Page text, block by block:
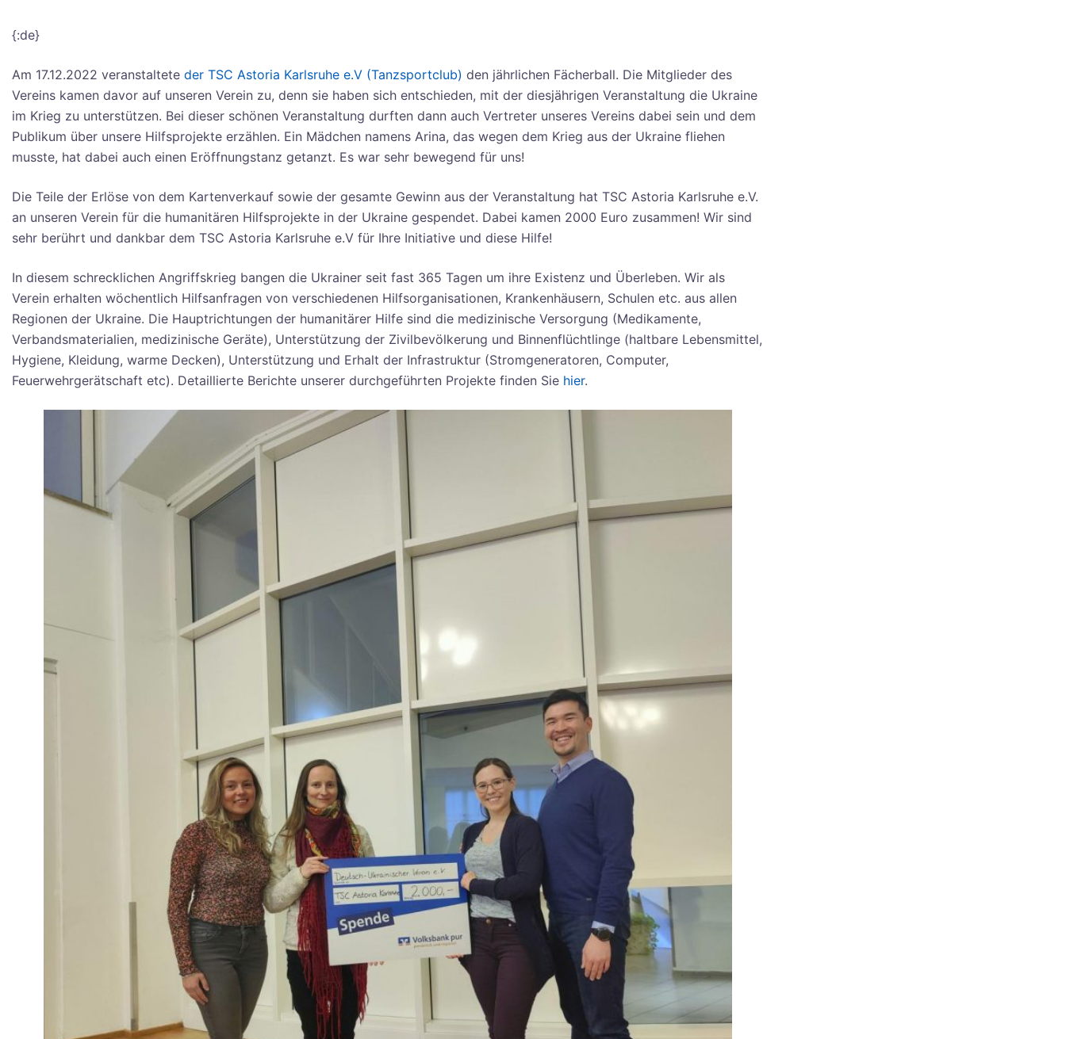
{:de}
Am 17.12.2022 veranstaltete der TSC Astoria Karlsruhe e.V (Tanzsportclub) den jährlichen Fächerball. Die Mitglieder des
Vereins kamen davor auf unseren Verein zu, denn sie haben sich entschieden, mit der diesjährigen Veranstaltung die Ukraine
im Krieg zu unterstützen. Bei dieser schönen Veranstaltung durften dann auch Vertreter unseres Vereins dabei sein und dem
Publikum über unsere Hilfsprojekte erzählen. Ein Mädchen namens Arina, das wegen dem Krieg aus der Ukraine fliehen
musste, hat dabei auch einen Eröffnungstanz getanzt. Es war sehr bewegend für uns!
Die Teile der Erlöse von dem Kartenverkauf sowie der gesamte Gewinn aus der Veranstaltung hat TSC Astoria Karlsruhe e.V.
an unseren Verein für die humanitären Hilfsprojekte in der Ukraine gespendet. Dabei kamen 2000 Euro zusammen! Wir sind
sehr berührt und dankbar dem TSC Astoria Karlsruhe e.V für Ihre Initiative und diese Hilfe!
In diesem schrecklichen Angriffskrieg bangen die Ukrainer seit fast 365 Tagen um ihre Existenz und Überleben. Wir als
Verein erhalten wöchentlich Hilfsanfragen von verschiedenen Hilfsorganisationen, Krankenhäusern, Schulen etc. aus allen
Regionen der Ukraine. Die Hauptrichtungen der humanitärer Hilfe sind die medizinische Versorgung (Medikamente,
Verbandsmaterialien, medizinische Geräte), Unterstützung der Zivilbevölkerung und Binnenflüchtlinge (haltbare Lebensmittel,
Hygiene, Kleidung, warme Decken), Unterstützung und Erhalt der Infrastruktur (Stromgeneratoren, Computer,
Feuerwehrgerätschaft etc). Detaillierte Berichte unserer durchgeführten Projekte finden Sie hier.